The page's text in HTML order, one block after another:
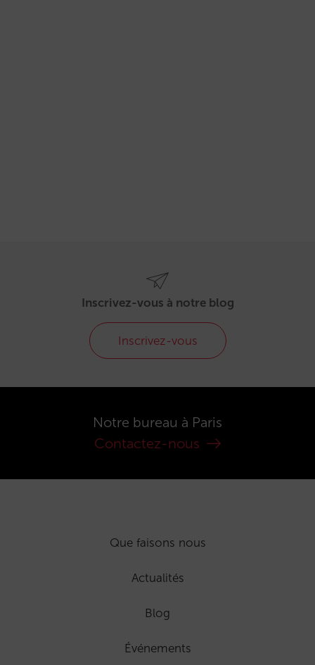
Inscrivez-vous à notre blog
Inscrivez-vous
Notre bureau à Paris
Contactez-nous
Que faisons nous
Actualités
Blog
Événements